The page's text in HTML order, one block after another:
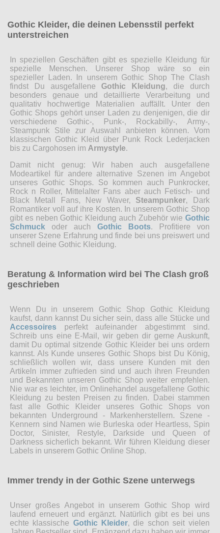
Gothic Kleider, die deinen Lebensstil perfekt
unterstreichen
In speziellen Geschäften gibt es spezielle Kleidung für
spezielle Menschen. Unserer Shop wäre so ein
spezieller Laden. In unserem Gothic Shop The Clash
findst Du ausgefallene Gothic Kleidung, die durch
besonders genaue und detaillierte Verarbeitung und
qualitativ hochwertige Materialien auffällt. Unter den
Gothic Shops gehört unser Laden zu denjenigen, die dir
verschiedene Gothic-, Punk-, Rockabilly-, Army-,
Steampunk Stile zur Auswahl anbieten können. Vom
klassischen Gothic Kleid über Punk Rock Lederjacken
bis zu Cargohosen im Armystyle.
Damit nicht genug: Wir haben auch ausgefallene
Modeartikel für andere alternative Szenen im Angebot
unseres Gothic Shops. So kommen auch Punkrocker,
Rock n Roller, Mittelalter Fans aber auch Fetisch- und
Black Metall Fans, New Waver, Steampunker, Dark
Romantiker voll auf ihre Kosten. In unserem Gothic Shop
gibt es neben Gothic Kleidung auch Zubehör wie Gothic
Schmuck oder auch Gothic Boots. Profitiere von
unserer Szene Erfahrung und finde bei uns preiswert und
schnell deine Gothic Kleidung.
Beratung & Information wird bei The Clash groß
geschrieben
Wenn Du in unserem Gothic Shop Gothic Kleidung
kaufst, dann kannst Du sicher sein, dass alle Stücke und
Accessoires perfekt aufeinander abgestimmt sind.
Schreib uns eine E-Mail, wir geben dir gerne Auskunft,
damit Du optimal sitzende Gothic Kleider bei uns ordern
kannst. Als Kunde unseres Gothic Shops bist Du König,
schließlich wollen wir, dass unsere Kunden mit den
Artikeln immer zufrieden sind und auch ihren Freunden
und Bekannten unseren Gothic Shop weiter empfehlen.
Nie war es leichter, im Onlinehandel ausgefallene Gothic
Kleidung zu besten Preisen zu finden. Dabei stammen
fast alle Gothic Kleider unseres Gothic Shops von
bekannten Underground - Markenherstellern. Szene -
Kennern sind Namen wie Burleska oder Heartless, Spin
Doctor, Sinister, Restyle, Darkside und Queen of
Darkness sicherlich bekannt. Wir führen Kleidung dieser
Labels in unserem Gothic Online Shop.
Immer trendy in der Gothic Szene unterwegs
Unser großes Angebot in unserem Gothic Shop wird
laufend erneuert und ergänzt. Natürlich gibt es bei uns
echte klassische Gothic Kleider, die schon seit vielen